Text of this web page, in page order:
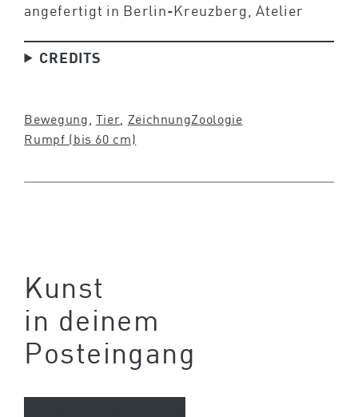
angefertigt in Berlin-Kreuzberg, Atelier
CREDITS
Bewegung Tier ZeichnungZoologie
Rumpf (bis 60 cm)
Kunst
in deinem
Posteingang